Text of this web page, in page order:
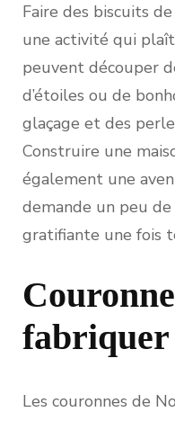
Faire des biscuits
une activité qui
peuvent découper
d’étoiles ou de
glaçage et des
Construire une
également une
demande un peu
gratifiante une fois
fabriquer
Les couronnes de